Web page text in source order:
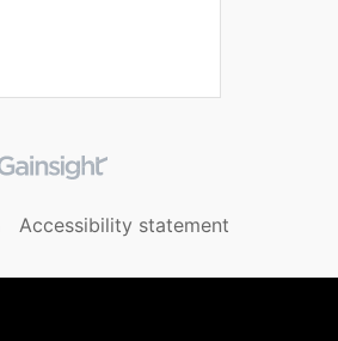
Accessibility statement